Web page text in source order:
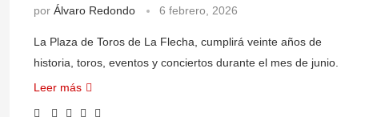
por Álvaro Redondo 6 febrero, 2026
La Plaza de Toros de La Flecha, cumplirá veinte años de
historia, toros, eventos y conciertos durante el mes de junio.
Leer más